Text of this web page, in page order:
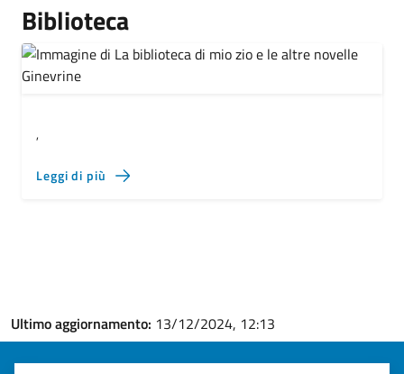
Biblioteca
,
Leggi di più
Ultimo aggiornamento: 13/12/2024, 12:13